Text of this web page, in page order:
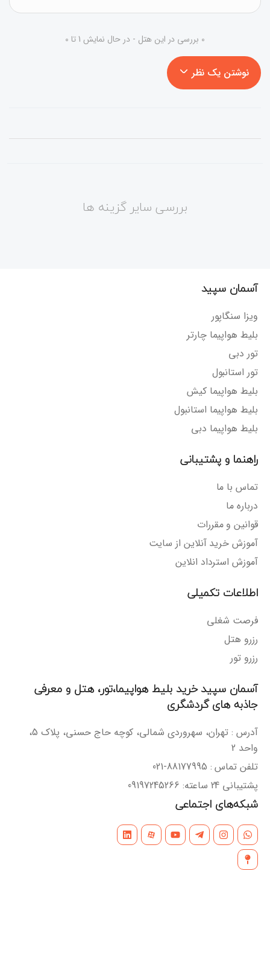
0 بررسی در این هتل - در حال نمایش 1 تا 0
نوشتن یک نظر
بررسی سایر گزینه ها
آسمان سپید
ویزا سنگاپور
بلیط هواپیما چارتر
تور دبی
تور استانبول
بلیط هواپیما کیش
بلیط هواپیما استانبول
بلیط هواپیما دبی
راهنما و پشتیبانی
تماس با ما
درباره ما
قوانین و مقررات
آموزش خرید آنلاین از سایت
آموزش استرداد انلاین
اطلاعات تکمیلی
فرصت شغلی
رزرو هتل
رزرو تور
آسمان سپید خرید بلیط هواپیما،تور، هتل و معرفی
جاذبه های گردشگری
آدرس : تهران، سهروردی شمالی، کوچه حاج حسنی، پلاک 5،
واحد 2
تلفن تماس : 88177995-021
پشتیبانی 24 ساعته: 09197245266
شبکه‌های اجتماعی